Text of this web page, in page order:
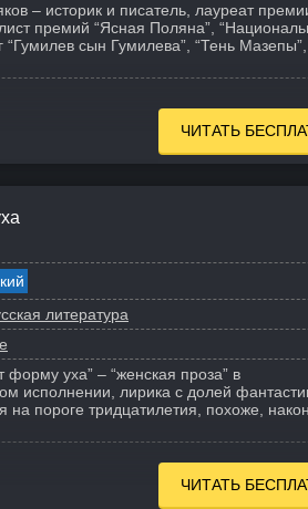
– историк и писатель, лауреат
премий “Ясная Поляна”,
“Гумилев сын Гумилева”, “Тень
ЧИТАТЬ
литература
форму уха” – “женская проза” в
исполнении, лирика с долей
на пороге тридцатилетия, похоже,
ЧИТАТЬ